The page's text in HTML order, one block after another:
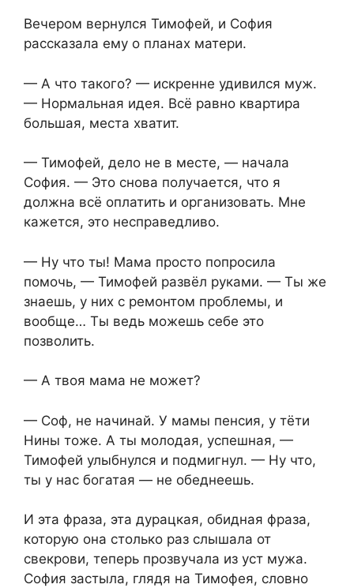
Вечером вернулся Тимофей, и София
рассказала ему о планах матери.
— А что такого? — искренне удивился муж.
— Нормальная идея. Всё равно квартира
большая, места хватит.
— Тимофей, дело не в месте, — начала
София. — Это снова получается, что я
должна всё оплатить и организовать. Мне
кажется, это несправедливо.
— Ну что ты! Мама просто попросила
помочь, — Тимофей развёл руками. — Ты же
знаешь, у них с ремонтом проблемы, и
вообще… Ты ведь можешь себе это
позволить.
— А твоя мама не может?
— Соф, не начинай. У мамы пенсия, у тёти
Нины тоже. А ты молодая, успешная, —
Тимофей улыбнулся и подмигнул. — Ну что,
ты у нас богатая — не обеднеешь.
И эта фраза, эта дурацкая, обидная фраза,
которую она столько раз слышала от
свекрови, теперь прозвучала из уст мужа.
София застыла, глядя на Тимофея, словно